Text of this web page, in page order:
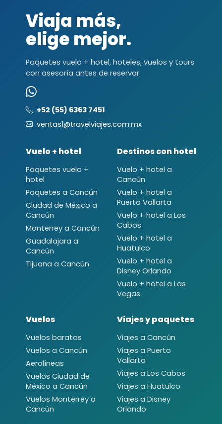
Viaja más,
elige mejor.
Paquetes vuelo + hotel, hoteles, vuelos y tours
con asesoría antes de reservar.
+52 (55) 6363 7451
ventas1@travelviajes.com.mx
Vuelo + hotel
Paquetes vuelo +
hotel
Paquetes a Cancún
Ciudad de México a
Cancún
Monterrey a Cancún
Guadalajara a
Cancún
Tijuana a Cancún
Destinos con hotel
Vuelo + hotel a
Cancún
Vuelo + hotel a
Puerto Vallarta
Vuelo + hotel a Los
Cabos
Vuelo + hotel a
Huatulco
Vuelo + hotel a
Disney Orlando
Vuelo + hotel a Las
Vegas
Vuelos
Vuelos baratos
Vuelos a Cancún
Aerolíneas
Vuelos Ciudad de
México a Cancún
Vuelos Monterrey a
Cancún
Viajes y paquetes
Viajes a Cancún
Viajes a Puerto
Vallarta
Viajes a Los Cabos
Viajes a Huatulco
Viajes a Disney
Orlando